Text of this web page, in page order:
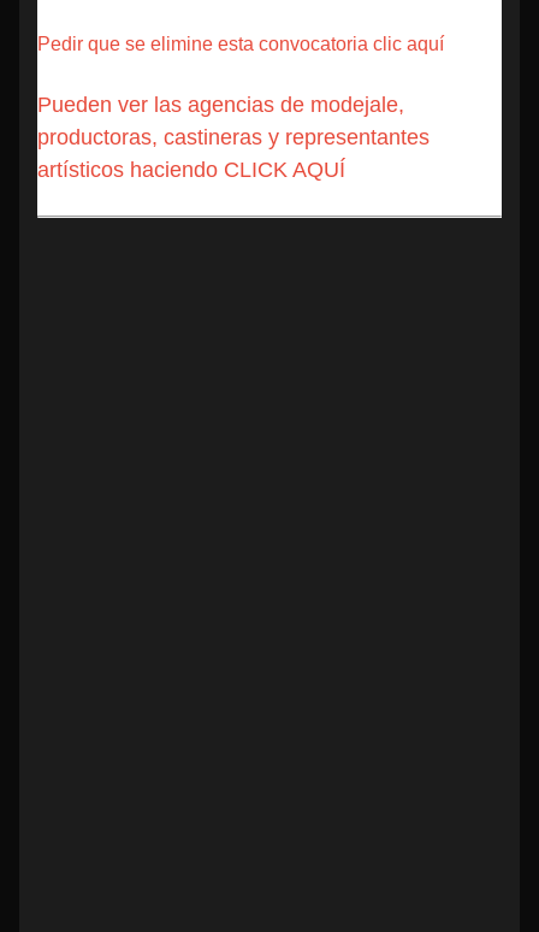
Pedir que se elimine esta convocatoria clic aquí
Pueden ver las agencias de modejale,
productoras, castineras y representantes
artísticos haciendo CLICK AQUÍ